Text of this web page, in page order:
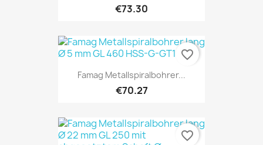
€73.30
Famag Metallspiralbohrer...
€70.27
favorite_border
favorite_border